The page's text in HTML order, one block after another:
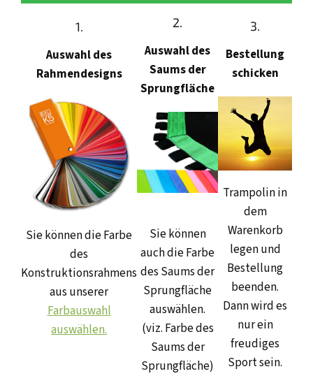
1.
Auswahl des
Rahmendesigns
Sie können die Farbe
des
Konstruktionsrahmens
aus unserer
Farbauswahl
auswählen.
2.
Auswahl des
Saums der
Sprungfläche
Sie können
auch die Farbe
des Saums der
Sprungfläche
auswählen.
(viz. Farbe des
Saums der
Sprungfläche)
3.
Bestellung
schicken
Trampolin in
dem
Warenkorb
legen und
Bestellung
beenden.
Dann wird es
nur ein
freudiges
Sport sein.